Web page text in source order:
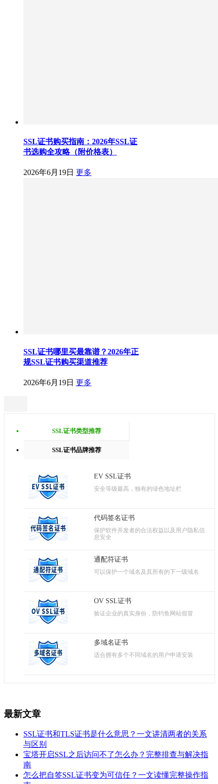
SSL证书购买指南：2026年SSL证
书选购全攻略（附价格表）
2026年6月19日 更多
SSL证书哪里买最靠谱？2026年正
规SSL证书购买渠道推荐
2026年6月19日 更多
SSL证书类型推荐
SSL证书品牌推荐
EV SSL证书
安全等级最高，独有的绿色地址栏
代码签名证书
保护软件开发者的合法权益以及用户隐私信
息安全
通配符证书
可以保护一个域名及其所有的下一级域名
OV SSL证书
验证企业的真实身份，防钓鱼网站假冒
多域名证书
适合拥有多个不同域名的用户申请安装
最新文章
SSL证书和TLS证书是什么意思？一文讲清两者的关系
与区别
宝塔开启SSL之后访问不了怎么办？完整排查与解决指
南
怎么把自签SSL证书变为可信任？一文读懂完整操作指